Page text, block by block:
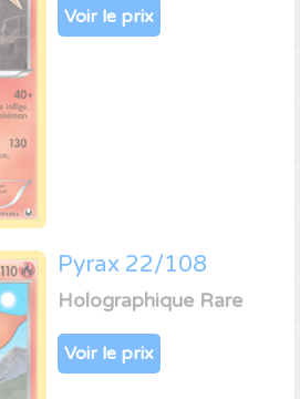
Voir le prix
Pyrax 22/108
Holographique Rare
Voir le prix